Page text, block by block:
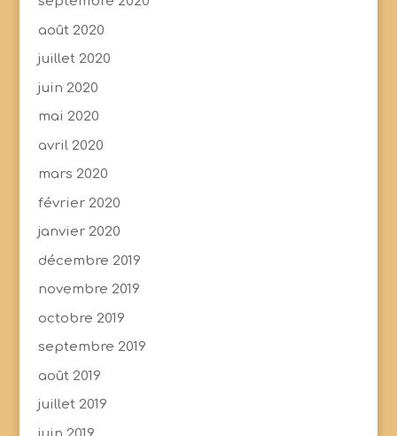
août 2020
juillet 2020
juin 2020
mai 2020
avril 2020
mars 2020
février 2020
janvier 2020
décembre 2019
novembre 2019
octobre 2019
septembre 2019
août 2019
juillet 2019